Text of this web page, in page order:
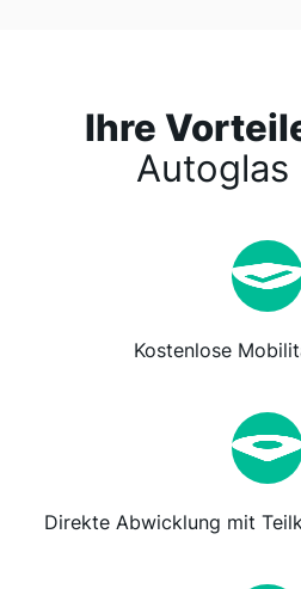
Ihre
Autoglas
Kostenlose
Direkte Abwicklung mit